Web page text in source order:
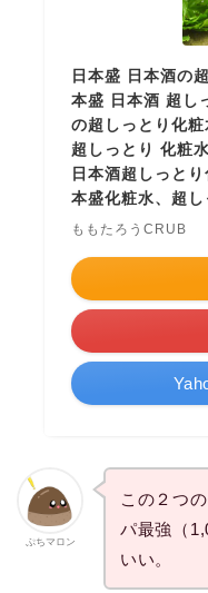
日本盛 日本酒の
本盛 日本酒 超し
の超しっとり化粧
超しっとり 化粧
日本酒超しっと
本盛化粧水、超し
ももたろうCRUB
ぷちマロン
この２つ
パ最強（
いい。